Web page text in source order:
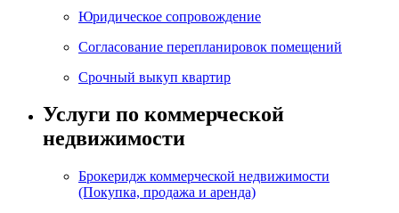
Юридическое сопровождение
Согласование перепланировок помещений
Срочный выкуп квартир
Услуги по коммерческой
недвижимости
Брокеридж коммерческой недвижимости
(Покупка, продажа и аренда)